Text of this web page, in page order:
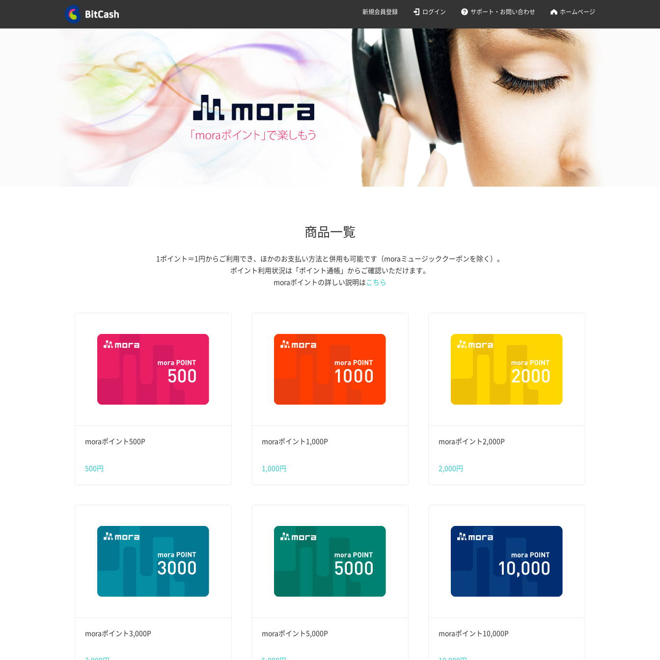
新規会員登録 ログイン サポート・お問い合わせ ホームページ
商品一覧
1ポイント＝1円からご利用でき、ほかのお支払い方法と併用も可能です（moraミュージッククーポンを除く）。
ポイント利用状況は「ポイント通帳」からご確認いただけます。
moraポイントの詳しい説明は こちら
moraポイント500P
500円
moraポイント1,000P
1,000円
moraポイント2,000P
2,000円
moraポイント3,000P moraポイント5,000P moraポイント10,000P